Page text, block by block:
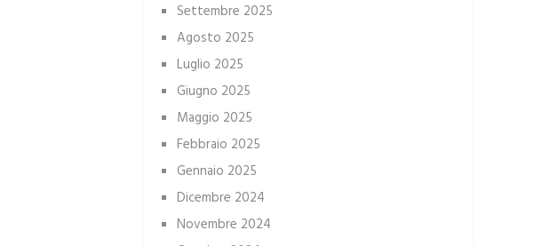
Settembre 2025
Agosto 2025
Luglio 2025
Giugno 2025
Maggio 2025
Febbraio 2025
Gennaio 2025
Dicembre 2024
Novembre 2024